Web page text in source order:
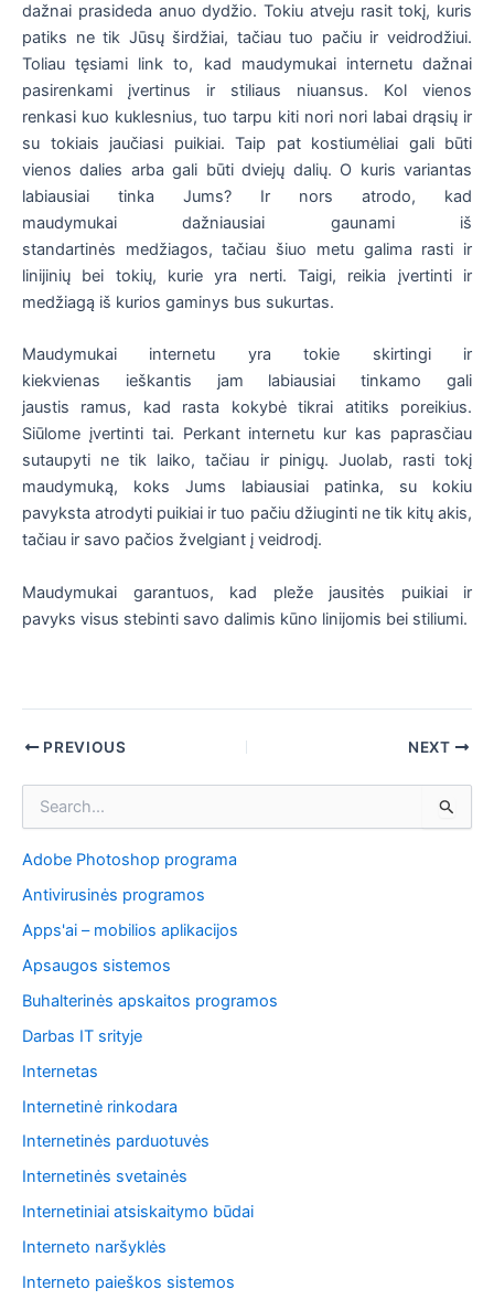
dažnai prasideda anuo dydžio. Tokiu atveju rasit tokį, kuris
patiks ne tik Jūsų širdžiai, tačiau tuo pačiu ir veidrodžiui.
Toliau tęsiami link to, kad maudymukai internetu dažnai
pasirenkami įvertinus ir stiliaus niuansus. Kol vienos
renkasi kuo kuklesnius, tuo tarpu kiti nori nori labai drąsių ir
su tokiais jaučiasi puikiai. Taip pat kostiumėliai gali būti
vienos dalies arba gali būti dviejų dalių. O kuris variantas
labiausiai tinka Jums? Ir nors atrodo, kad
maudymukai dažniausiai gaunami iš
standartinės medžiagos, tačiau šiuo metu galima rasti ir
linijinių bei tokių, kurie yra nerti. Taigi, reikia įvertinti ir
medžiagą iš kurios gaminys bus sukurtas.
Maudymukai internetu yra tokie skirtingi ir
kiekvienas ieškantis jam labiausiai tinkamo gali
jaustis ramus, kad rasta kokybė tikrai atitiks poreikius.
Siūlome įvertinti tai. Perkant internetu kur kas paprasčiau
sutaupyti ne tik laiko, tačiau ir pinigų. Juolab, rasti tokį
maudymuką, koks Jums labiausiai patinka, su kokiu
pavyksta atrodyti puikiai ir tuo pačiu džiuginti ne tik kitų akis,
tačiau ir savo pačios žvelgiant į veidrodį.
Maudymukai garantuos, kad pleže jausitės puikiai ir
pavyks visus stebinti savo dalimis kūno linijomis bei stiliumi.
PostPREVIOUS NEXT
k
t
Adobe Photoshop programa
Antivirusinės programos
Apps'ai – mobilios aplikacijos
Apsaugos sistemos
Buhalterinės apskaitos programos
Darbas IT srityje
Internetas
Internetinė rinkodara
Internetinės parduotuvės
Internetinės svetainės
Internetiniai atsiskaitymo būdai
Interneto naršyklės
Interneto paieškos sistemos